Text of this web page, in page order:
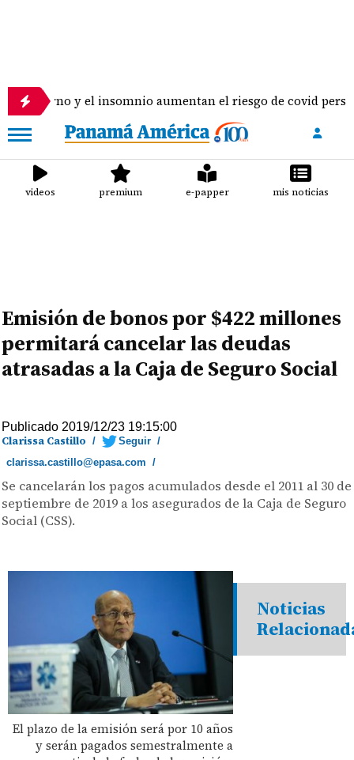
y el insomnio aumentan el riesgo de covid
videos premium e-papper mis noticias
Emisión de bonos por $422 millones
permitará cancelar las deudas
atrasadas a la Caja de Seguro Social
Publicado 2019/12/23 19:15:00
Clarissa Castillo / Seguir /
clarissa.castillo@epasa.com /
Se cancelarán los pagos acumulados desde el 2011 al 30 de
septiembre de 2019 a los asegurados de la Caja de Seguro
Social (CSS).
El plazo de la emisión será por 10 años
y serán pagados semestralmente a
Noticias